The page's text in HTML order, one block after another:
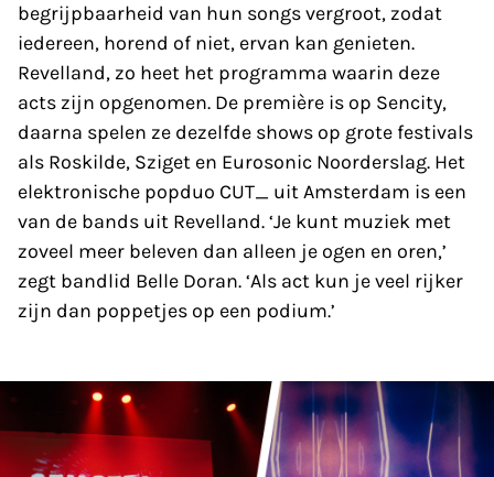
begrijpbaarheid van hun songs vergroot, zodat
iedereen, horend of niet, ervan kan genieten.
Revelland, zo heet het programma waarin deze
acts zijn opgenomen. De première is op Sencity,
daarna spelen ze dezelfde shows op grote festivals
als Roskilde, Sziget en Eurosonic Noorderslag. Het
elektronische popduo CUT_ uit Amsterdam is een
van de bands uit Revelland. ‘Je kunt muziek met
zoveel meer beleven dan alleen je ogen en oren,’
zegt bandlid Belle Doran. ‘Als act kun je veel rijker
zijn dan poppetjes op een podium.’